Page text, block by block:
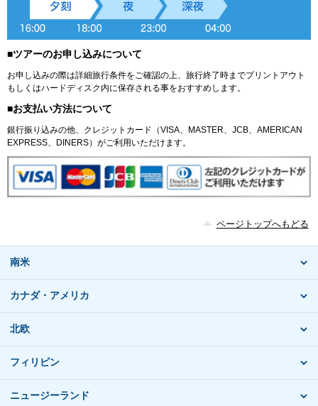
■ツアーのお申し込みについて
お申し込みの際は詳細旅行条件をご確認の上、旅行終了時までプリントアウト
もしくはハードディスク内に保存される事をおすすめします。
■お支払い方法について
銀行振り込みの他、クレジットカード（VISA、MASTER、JCB、AMERICAN
EXPRESS、DINERS）がご利用いただけます。
ページトップへもどる
南米
カナダ・アメリカ
北欧
フィリピン
ニュージーランド